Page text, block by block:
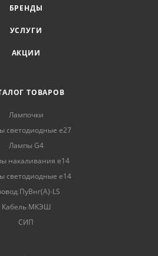
БРЕНДЫ
УСЛУГИ
АКЦИИ
ТОВАРОВ
Лампочки
светодиодные е27
Лампы G4
накаливания е14
светодиодные е14
ПуВнг(А)-LS
Кабель МКЭШ
СИП